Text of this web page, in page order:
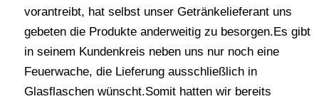
vorantreibt, hat selbst unser Getränkelieferant uns
gebeten die Produkte anderweitig zu besorgen.Es gibt
in seinem Kundenkreis neben uns nur noch eine
Feuerwache, die Lieferung ausschließlich in
Glasflaschen wünscht.Somit hatten wir bereits